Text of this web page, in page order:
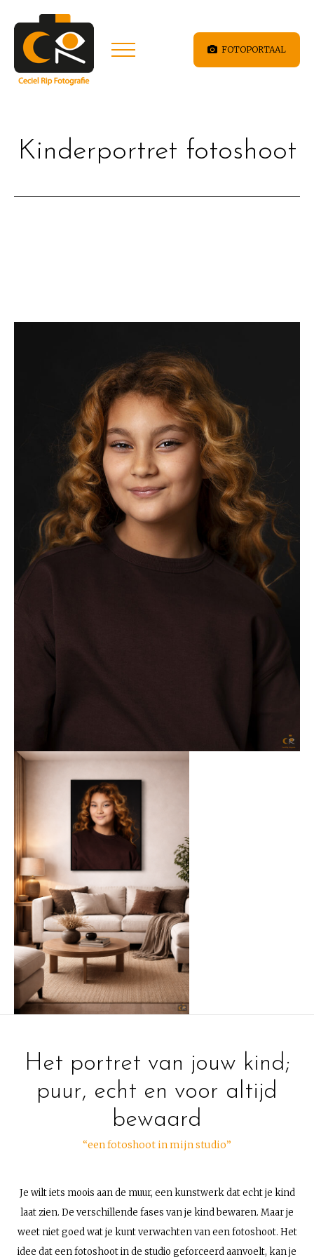
FOTOPORTAAL
Kinderportret fotoshoot
Het portret van jouw kind;
puur, echt en voor altijd
bewaard
“een fotoshoot in mijn studio”
Je wilt iets moois aan de muur, een kunstwerk dat echt je kind
laat zien. De verschillende fases van je kind bewaren. Maar je
weet niet goed wat je kunt verwachten van een fotoshoot. Het
idee dat een fotoshoot in de studio geforceerd aanvoelt, kan je